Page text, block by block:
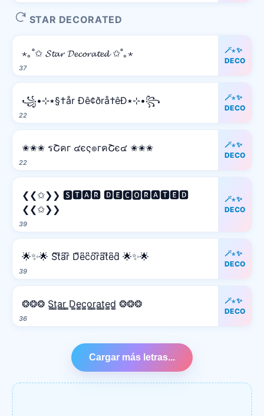
STAR DECORATED
37
⋆｡˚✩ 𝓢𝓽𝓪𝓻 𝓓𝓮𝓬𝓸𝓻𝓪𝓽𝓮𝓭 ✩˚｡⋆
🪄⋆✨
DECO
22
꧁•⊹٭§†år Ðê¢ðrå†êÐ٭⊹•꧂
🪄⋆✨
DECO
22
✬✬✬ รՇคг ๔єς๏гคՇє๔ ✬✬✬
🪄⋆✨
DECO
39
❮❮✩❯❯ 🆂🆃🅰🆁 🅳🅴🅲🅾🆁🅰🆃🅴🅳
❮❮✩❯❯
🪄⋆✨
DECO
39
🌟✨🌟 S͆t͆a͆r͆ D͆e͆c͆o͆r͆a͆t͆e͆d͆ 🌟✨🌟
🪄⋆✨
DECO
36
❂❂❂ S̳t̳a̳r̳ ̳D̳e̳c̳o̳r̳a̳t̳e̳d̳ ❂❂❂
🪄⋆✨
DECO
Cargar más letras...